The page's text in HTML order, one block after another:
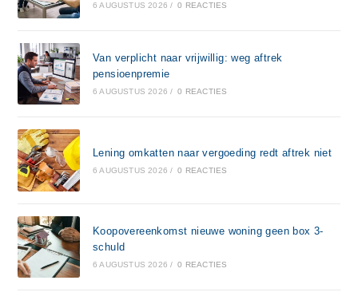
6 AUGUSTUS 2026 / 0 REACTIES
Van verplicht naar vrijwillig: weg aftrek
pensioenpremie
6 AUGUSTUS 2026 / 0 REACTIES
Lening omkatten naar vergoeding redt aftrek niet
6 AUGUSTUS 2026 / 0 REACTIES
Koopovereenkomst nieuwe woning geen box 3-
schuld
6 AUGUSTUS 2026 / 0 REACTIES